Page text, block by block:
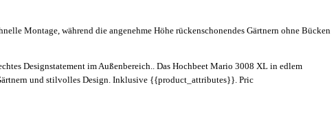
Montage, während die angenehme Höhe rückenschonendes Gärtnern ohne Bücken
Designstatement im Außenbereich.. Das Hochbeet Mario 3008 XL in edlem
und stilvolles Design. Inklusive {{product_attributes}}. Pric